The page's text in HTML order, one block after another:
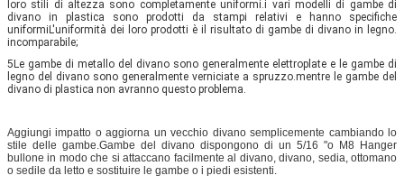
loro stili di altezza sono completamente uniformi.i vari modelli di gambe di
divano in plastica sono prodotti da stampi relativi e hanno specifiche
uniformiL'uniformità dei loro prodotti è il risultato di gambe di divano in legno.
incomparabile;
5Le gambe di metallo del divano sono generalmente elettroplate e le gambe di
legno del divano sono generalmente verniciate a spruzzo.mentre le gambe del
divano di plastica non avranno questo problema.
Aggiungi impatto o aggiorna un vecchio divano semplicemente cambiando lo
stile delle gambe.Gambe del divano dispongono di un 5/16 "o M8 Hanger
bullone in modo che si attaccano facilmente al divano, divano, sedia, ottomano
o sedile da letto e sostituire le gambe o i piedi esistenti.